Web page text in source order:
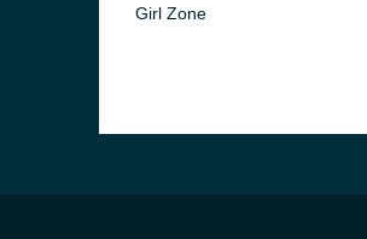
Girl Zone